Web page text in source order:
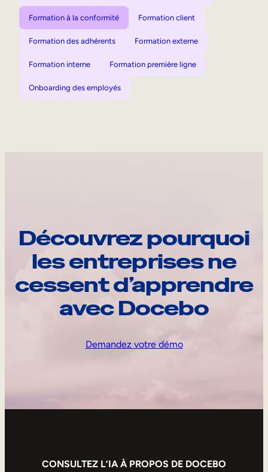
Formation à la conformité Formation client
Formation des adhérents Formation externe
Formation interne Formation première ligne
Onboarding des employés
Découvrez pourquoi
les entreprises ne
cessent d’apprendre
avec Docebo
Demandez votre démo
CONSULTEZ L’IA À PROPOS DE DOCEBO